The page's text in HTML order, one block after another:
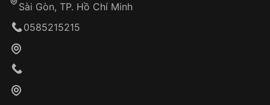
Sài Gòn, TP. Hồ Chí Minh
0585215215